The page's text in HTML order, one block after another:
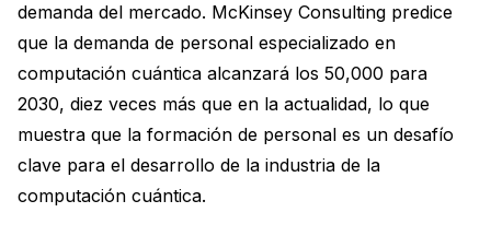
demanda del mercado. McKinsey Consulting predice
que la demanda de personal especializado en
computación cuántica alcanzará los 50,000 para
2030, diez veces más que en la actualidad, lo que
muestra que la formación de personal es un desafío
clave para el desarrollo de la industria de la
computación cuántica.